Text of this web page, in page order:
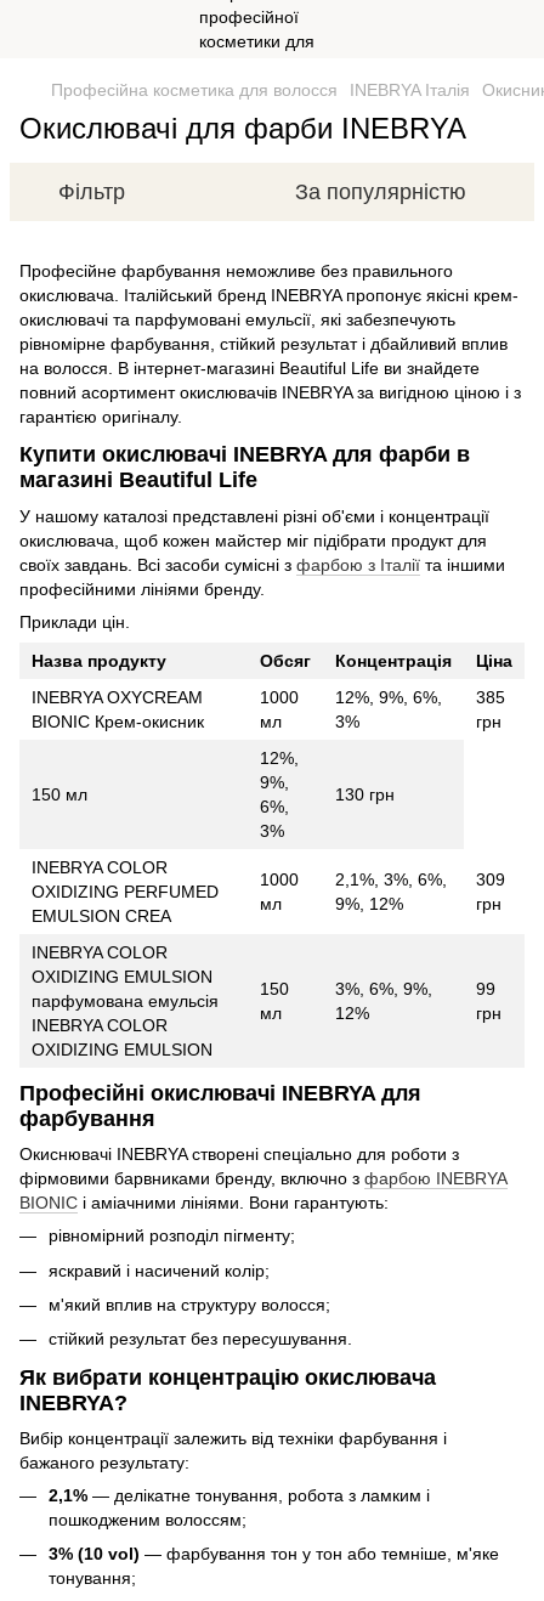
Професійна косметика для волосся INEBRYA Італія
Окислювачі для фарби INEBRYA
Фільтр За популярністю
Професійне фарбування неможливе без правильного
окислювача. Італійський бренд INEBRYA пропонує якісні крем-
окислювачі та парфумовані емульсії, які забезпечують
рівномірне фарбування, стійкий результат і дбайливий вплив
на волосся. В інтернет-магазині Beautiful Life ви знайдете
повний асортимент окислювачів INEBRYA за вигідною ціною і з
гарантією оригіналу.
Купити окислювачі INEBRYA для фарби в
магазині Beautiful Life
У нашому каталозі представлені різні об'єми і концентрації
окислювача, щоб кожен майстер міг підібрати продукт для
своїх завдань. Всі засоби сумісні з фарбою з Італії та іншими
професійними лініями бренду.
Приклади цін.
Назва продукту
Обсяг Концентрація
Ціна
INEBRYA OXYCREAM
BIONIC Крем-окисник
1000
мл
12%, 9%, 6%,
3%
385
грн
150 мл
12%,
9%,
6%,
3%
130 грн
INEBRYA COLOR
OXIDIZING PERFUMED
EMULSION CREA
1000
мл
2,1%, 3%, 6%,
9%, 12%
309
грн
INEBRYA COLOR
OXIDIZING EMULSION
парфумована емульсія
INEBRYA COLOR
OXIDIZING EMULSION
150
мл
3%, 6%, 9%,
12%
99
грн
Професійні окислювачі INEBRYA для
фарбування
Окиснювачі INEBRYA створені спеціально для роботи з
фірмовими барвниками бренду, включно з фарбою INEBRYA
BIONIC і аміачними лініями. Вони гарантують:
рівномірний розподіл пігменту;
яскравий і насичений колір;
м'який вплив на структуру волосся;
стійкий результат без пересушування.
Як вибрати концентрацію окислювача
INEBRYA?
Вибір концентрації залежить від техніки фарбування і
бажаного результату:
2,1% — делікатне тонування, робота з ламким і
пошкодженим волоссям;
3% (10 vol) — фарбування тон у тон або темніше, м'яке
тонування;